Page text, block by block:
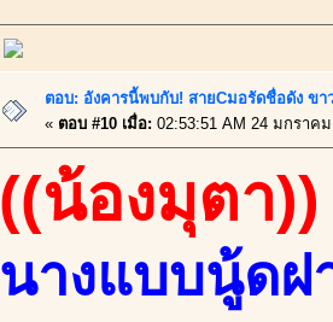
ตอบ: อังคารนี้พบกับ! สายCมอรัดชื่อดัง ขา
« ตอบ #10 เมื่อ: 02:53:51 AM 24 มกราค
((น้องมุตา))
นางแบบนู้ดฝ